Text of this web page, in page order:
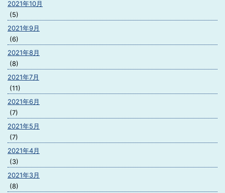
2021年10月
(5)
2021年9月
(6)
2021年8月
(8)
2021年7月
(11)
2021年6月
(7)
2021年5月
(7)
2021年4月
(3)
2021年3月
(8)